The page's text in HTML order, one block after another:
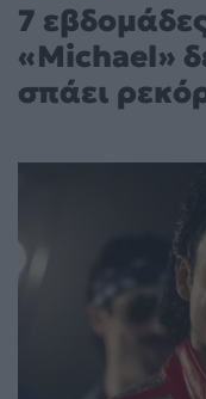
7
«Michael»
σπάει